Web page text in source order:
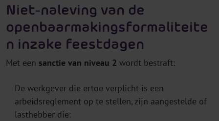
Niet-naleving van de
openbaarmakingsformaliteite
n inzake feestdagen
Met een sanctie van niveau 2 wordt bestraft:
De werkgever die ertoe verplicht is een
arbeidsreglement op te stellen, zijn aangestelde of
lasthebber die: